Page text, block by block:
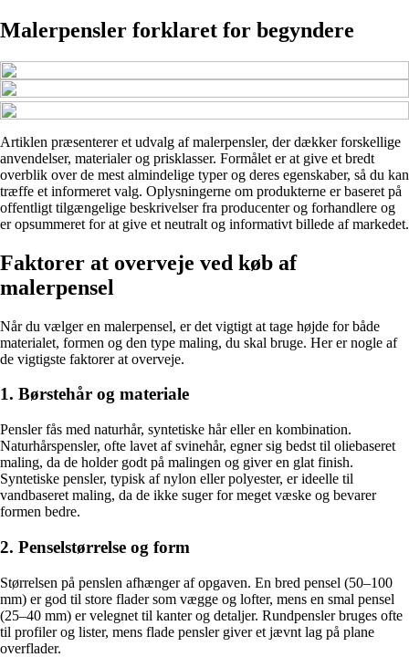
Malerpensler forklaret for begyndere
Artiklen præsenterer et udvalg af malerpensler, der dækker forskellige
anvendelser, materialer og prisklasser. Formålet er at give et bredt
overblik over de mest almindelige typer og deres egenskaber, så du kan
træffe et informeret valg. Oplysningerne om produkterne er baseret på
offentligt tilgængelige beskrivelser fra producenter og forhandlere og
er opsummeret for at give et neutralt og informativt billede af markedet.
Faktorer at overveje ved køb af
malerpensel
Når du vælger en malerpensel, er det vigtigt at tage højde for både
materialet, formen og den type maling, du skal bruge. Her er nogle af
de vigtigste faktorer at overveje.
1. Børstehår og materiale
Pensler fås med naturhår, syntetiske hår eller en kombination.
Naturhårspensler, ofte lavet af svinehår, egner sig bedst til oliebaseret
maling, da de holder godt på malingen og giver en glat finish.
Syntetiske pensler, typisk af nylon eller polyester, er ideelle til
vandbaseret maling, da de ikke suger for meget væske og bevarer
formen bedre.
2. Penselstørrelse og form
Størrelsen på penslen afhænger af opgaven. En bred pensel (50–100
mm) er god til store flader som vægge og lofter, mens en smal pensel
(25–40 mm) er velegnet til kanter og detaljer. Rundpensler bruges ofte
til profiler og lister, mens flade pensler giver et jævnt lag på plane
overflader.